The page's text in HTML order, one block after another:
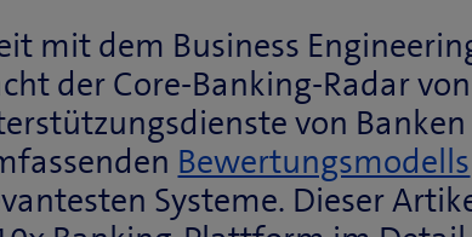
mit dem Business
der Core-Banking-Radar
von
Bewertungsmodells
Systeme. Dieser